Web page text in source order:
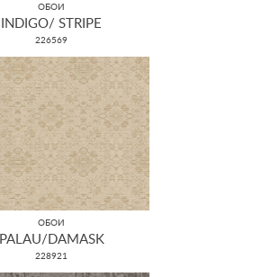
ОБОИ
INDIGO/ STRIPE
226569
ОБОИ
PALAU/DAMASK
228921